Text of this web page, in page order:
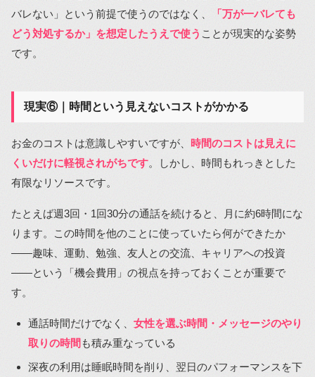
バレない」という前提で使うのではなく、
「万が一バレても
どう対処するか」を想定したうえで使う ことが現実的な姿勢
です。
現実⑥｜時間という見えないコストがかかる
お金のコストは意識しやすいですが、 時間のコストは見えに
くいだけに軽視されがちです。しかし、時間もれっきとした
有限なリソースです。
たとえば週3回・1回30分の通話を続けると、月に約6時間にな
ります。この時間を他のことに使っていたら何ができたか
――趣味、運動、勉強、友人との交流、キャリアへの投資
――という「機会費用」の視点を持っておくことが重要で
す。
通話時間だけでなく、 女性を選ぶ時間・メッセージのやり
取りの時間 も積み重なっている
深夜の利用は睡眠時間を削り、翌日のパフォーマンスを下